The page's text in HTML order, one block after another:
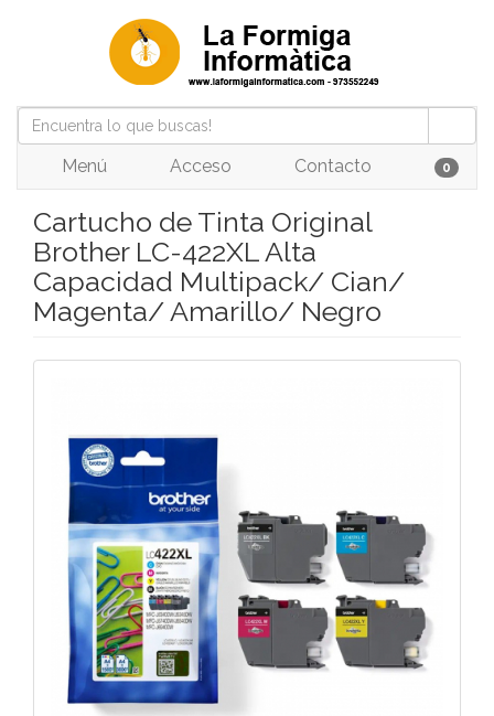
Menú Acceso Contacto 0
Cartucho de Tinta Original
Brother LC-422XL Alta
Capacidad Multipack/ Cian/
Magenta/ Amarillo/ Negro